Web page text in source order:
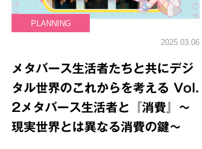
PLANNING
2025.03.06
メタバース生活者たちと共にデジ
タル世界のこれからを考える Vol.
2メタバース生活者と『消費』～
現実世界とは異なる消費の鍵～